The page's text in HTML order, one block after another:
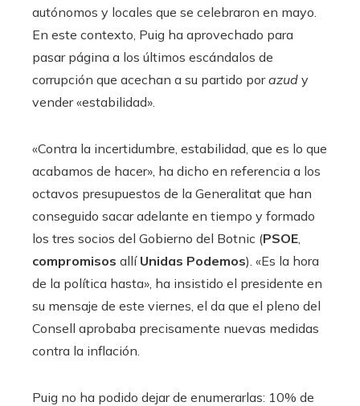
autónomos y locales que se celebraron en mayo.
En este contexto, Puig ha aprovechado para
pasar página a los últimos escándalos de
corrupción que acechan a su partido porazud y
vender «estabilidad».
«Contra la incertidumbre, estabilidad, que es lo que
acabamos de hacer», ha dicho en referencia a los
octavos presupuestos de la Generalitat que han
conseguido sacar adelante en tiempo y formado
los tres socios del Gobierno del Botnic (PSOE,
compromisos allí Unidas Podemos). «Es la hora
de la política hasta», ha insistido el presidente en
su mensaje de este viernes, el da que el pleno del
Consell aprobaba precisamente nuevas medidas
contra la inflación.
Puig no ha podido dejar de enumerarlas: 10% de